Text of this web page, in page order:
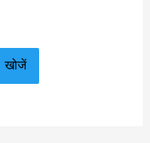
खोजें